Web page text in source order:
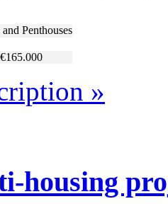
Penthouses
»
housing